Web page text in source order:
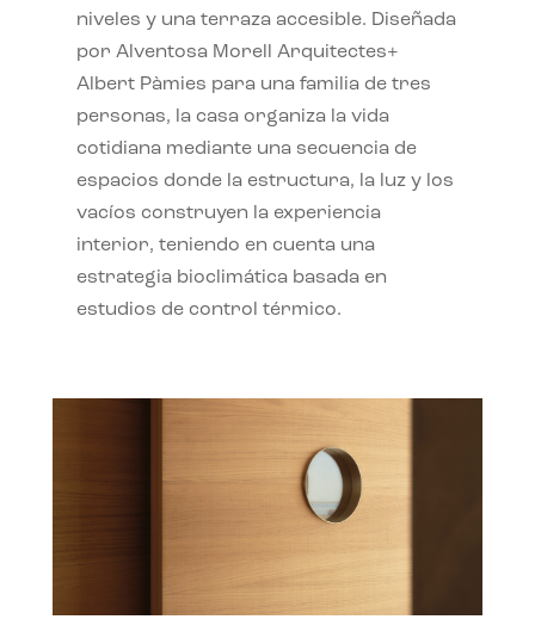
niveles y una terraza accesible. Diseñada
por Alventosa Morell Arquitectes+
Albert Pàmies para una familia de tres
personas, la casa organiza la vida
cotidiana mediante una secuencia de
espacios donde la estructura, la luz y los
vacíos construyen la experiencia
interior, teniendo en cuenta una
estrategia bioclimática basada en
estudios de control térmico.